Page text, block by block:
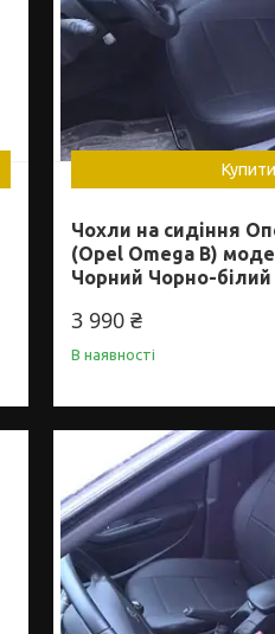
Купити
Чохли на сидіння
(Opel Omega B)
Чорний Чорно-білий
3 990 ₴
В наявності